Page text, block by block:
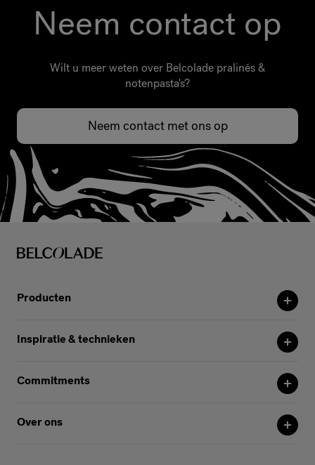
Neem contact op
Wilt u meer weten over Belcolade pralinés &
notenpasta's?
Neem contact met ons op
Producten
Inspiratie & technieken
Commitments
Over ons